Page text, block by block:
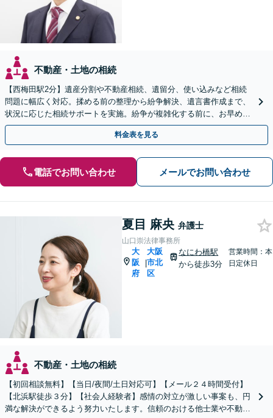
不動産・土地の相続
【西梅田駅2分】遺産分割や不動産相続、遺留分、使い込みなど相続
問題に幅広く対応。揉める前の整理から紛争解決、遺言書作成まで、
状況に応じた相続サポートを実施。紛争が複雑化する前に、お早めに
ご相談ください【オンライン面談可】【夜間・休日相談可】
料金表を見る
電話でお問い合わせ メールでお問い合わせ
夏目 麻央 弁護士
山口崇法律事務所
大
阪
府
|
大阪
市北
区
なにわ橋駅
から徒歩3分
営業時間：本
日定休日
不動産・土地の相続
【初回相談無料】【当日/夜間/土日対応可】【メール２４時間受付】
【北浜駅徒歩３分】【社会人経験者】感情の対立が激しい事案も、円
満な解決ができるよう努力いたします。信頼のおける他士業や不動産